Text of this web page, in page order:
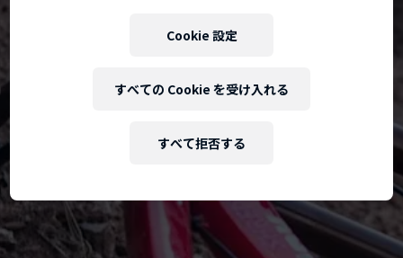
Cookie 設定
すべて拒否する
すべての Cookie を受け入れる